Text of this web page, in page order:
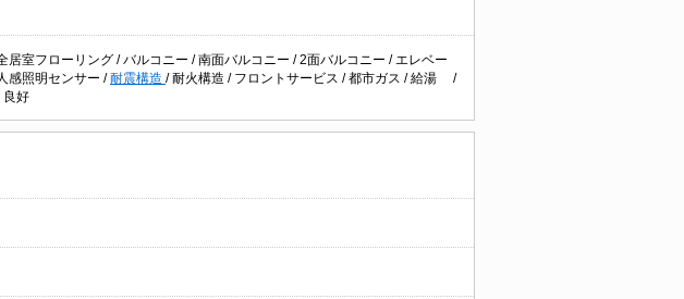
居室フローリング /バルコニー /南面バルコニー /2面バルコニー / エレベー
人感照明センサー /耐震構造 /耐火構造 / フロントサービス /都市ガス /給湯 /
良好